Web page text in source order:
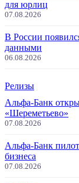
для юрлиц
07.08.2026
В России
данными
06.08.2026
Релизы
Альфа-Банк
«Шереметьево»
07.08.2026
Альфа-Банк
бизнеса
07.08.2026